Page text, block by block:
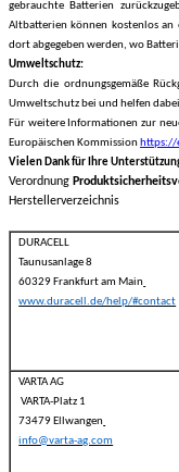
gebrauchte Batterien
Altbatterien können kostenlos an
dort abgegeben werden, wo
Umweltschutz:
Durch die ordnungsgemäße
Umweltschutz bei und helfen
Für weitere Informationen zur
Europäischen Kommission https://
Vielen Dank für Ihre
Verordnung
Herstellerverzeichnis
DURACELL
Taunusanlage 8
60329 Frankfurt am Main
www.duracell.de/help/#contact
VARTA AG
VARTA-Platz 1
73479 Ellwangen
info@varta-ag.com